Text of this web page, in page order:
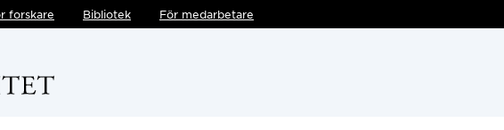
forskare Bibliotek För medarbetare